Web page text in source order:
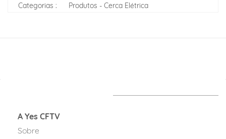
Categorias :
Produtos - Cerca Elétrica
A Yes CFTV
Sobre